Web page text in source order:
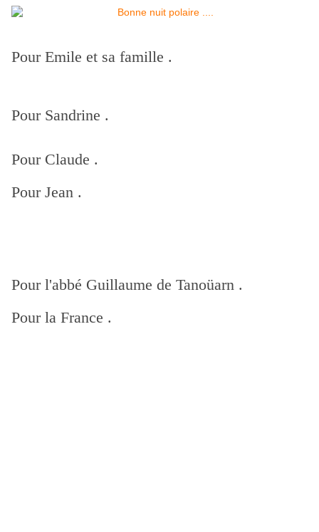
Pour Emile et sa famille .
Pour Sandrine .
Pour Claude .
Pour Jean .
Pour l'abbé Guillaume de Tanoüarn .
Pour la France .